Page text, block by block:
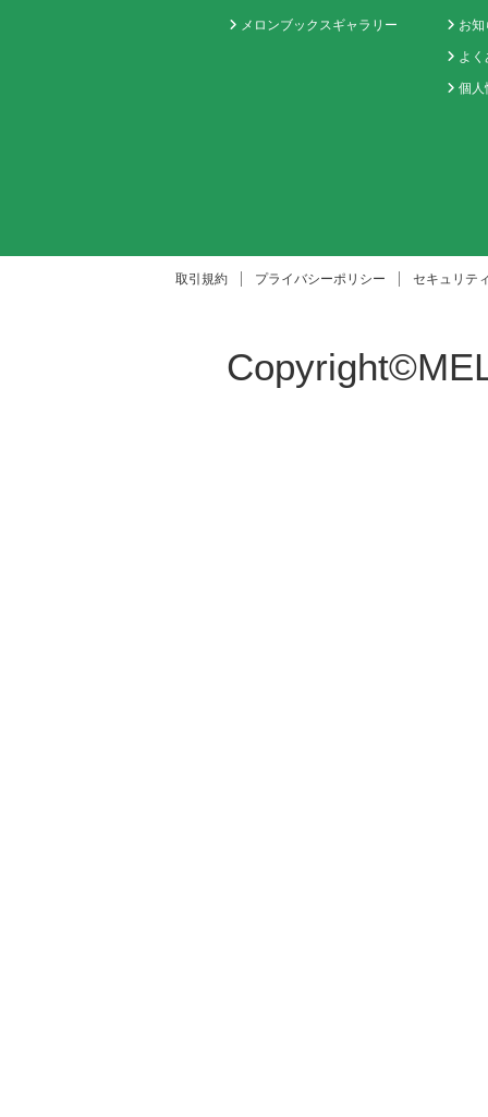
メロンブックスギャラリー お知
よ
個人
取引規約 プライバシーポリシー セキュリテ